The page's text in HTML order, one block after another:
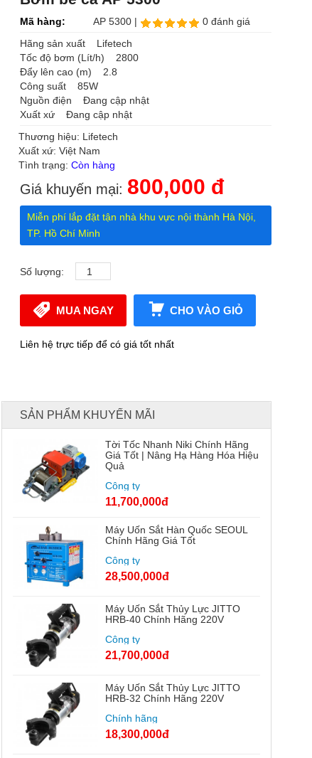
Mã hàng: AP 5300 |
0 đánh giá
Hãng sản xuất Lifetech
Tốc độ bơm (Lít/h) 2800
Đẩy lên cao (m) 2.8
Công suất 85W
Nguồn điện Đang cập nhật
Xuất xứ Đang cập nhật
Thương hiệu: Lifetech
Xuất xứ: Việt Nam
Tình trạng: Còn hàng
Giá khuyến mại: 800,000 đ
Miễn phí lắp đặt tận nhà khu vực nội thành Hà Nội,
TP. Hồ Chí Minh
Số lượng:
MUA NGAY CHO VÀO GIỎ
Liên hệ trực tiếp để có giá tốt nhất
SẢN PHẨM KHUYẾN MÃI
Tời Tốc Nhanh Niki Chính Hãng
Giá Tốt | Nâng Hạ Hàng Hóa Hiệu
Quả
Công ty
11,700,000đ
Máy Uốn Sắt Hàn Quốc SEOUL
Chính Hãng Giá Tốt
Công ty
28,500,000đ
Máy Uốn Sắt Thủy Lực JITTO
HRB-40 Chính Hãng 220V
Công ty
21,700,000đ
Máy Uốn Sắt Thủy Lực JITTO
HRB-32 Chính Hãng 220V
Chính hãng
18,300,000đ